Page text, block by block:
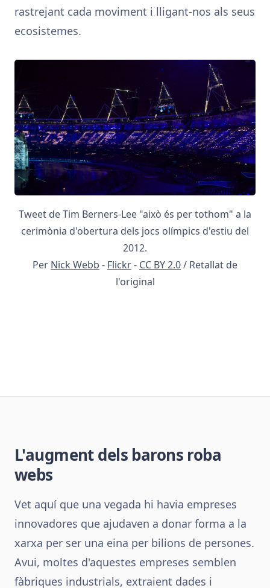
rastrejant cada moviment i lligant-nos als seus
ecosistemes.
Tweet de Tim Berners-Lee "això és per tothom" a la
cerimònia d'obertura dels jocs olímpics d'estiu del
2012.
Per Nick Webb - Flickr- CC BY 2.0/ Retallat de
l'original
L'augment dels barons roba
webs
Vet aquí que una vegada hi havia empreses
innovadores que ajudaven a donar forma a la
xarxa per ser una eina per bilions de persones.
Avui, moltes d'aquestes empreses semblen
fàbriques industrials, extraient dades i